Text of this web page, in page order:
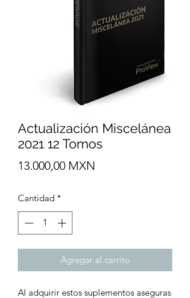
Actualización Miscelánea
2021 12 Tomos
13.000,00 MXN
Cantidad *
Agregar al carrito
Al adquirir estos suplementos aseguras